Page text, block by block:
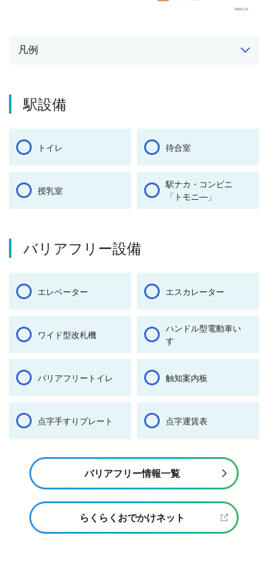
凡例
駅設備
トイレ 待合室
授乳室
駅ナカ・コンビニ
「トモニ―」
バリアフリー設備
エレベーター エスカレーター
ワイド型改札機
ハンドル型電動車い
す
バリアフリートイレ 触知案内板
点字手すりプレート 点字運賃表
バリアフリー情報一覧
らくらくおでかけネット